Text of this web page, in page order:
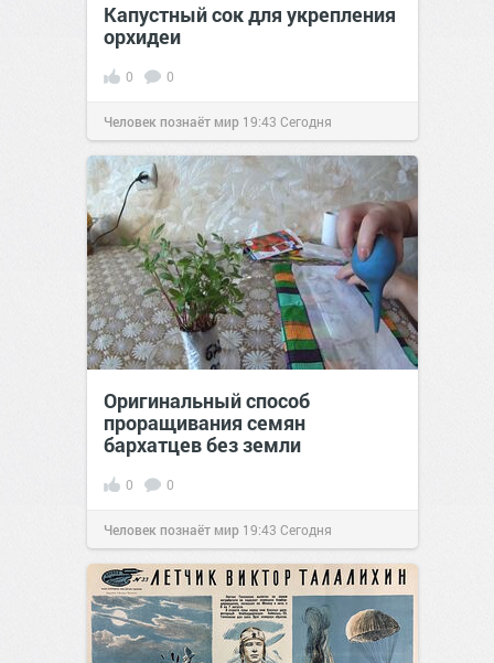
Капустный сок для укрепления
орхидеи
0 0
Человек познаёт мир 19:43 Сегодня
Оригинальный способ
проращивания семян
бархатцев без земли
0 0
Человек познаёт мир 19:43 Сегодня